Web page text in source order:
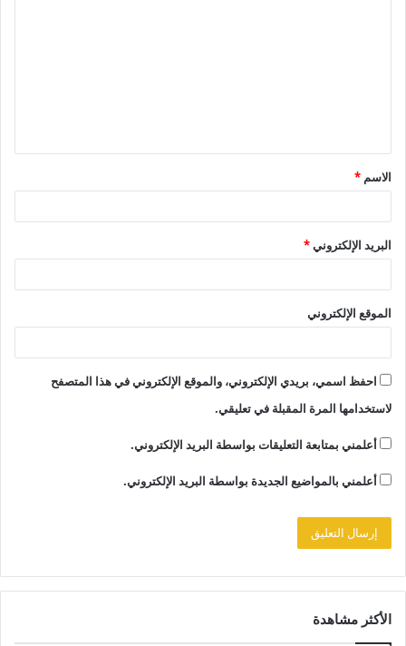
ق
*
الاسم *
البريد الإلكتروني*
الموقع الإلكتروني
احفظ اسمي، بريدي الإلكتروني، والموقع الإلكتروني في هذا المتصفح
لاستخدامها المرة المقبلة في تعليقي.
أعلمني بمتابعة التعليقات بواسطة البريد الإلكتروني.
أعلمني بالمواضيع الجديدة بواسطة البريد الإلكتروني.
الأكثر مشاهدة